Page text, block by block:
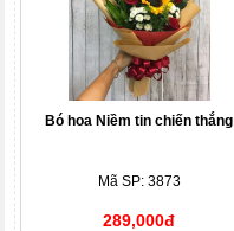
Bó hoa Niềm tin chiến thắng
Mã SP: 3873
289,000đ